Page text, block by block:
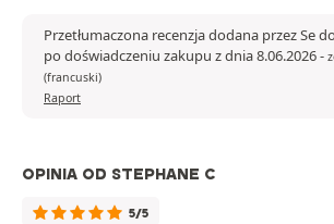
Przetłumaczona recenzja dodana przez Se
po doświadczeniu zakupu z dnia 8.06.2026-
(francuski)
Raport
OPINIA OD STEPHANE C
5/5